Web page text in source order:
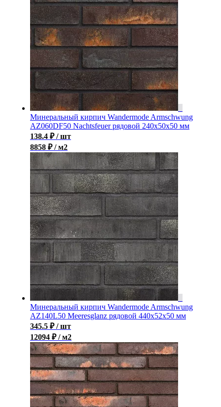
Минеральный кирпич Wandermode Armschwung
AZ060DF50 Nachtsfeuer рядовой 240x50x50 мм
138.4 ₽ / шт
8858 ₽ / м2
Минеральный кирпич Wandermode Armschwung
AZ140L50 Meeresglanz рядовой 440x52x50 мм
345.5 ₽ / шт
12094 ₽ / м2